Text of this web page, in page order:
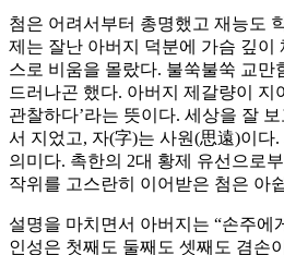
첨은 어려서부터 총명했고 재능도
제는 잘난 아버지 덕분에 가슴 깊이
스로 비움을 몰랐다. 불쑥불쑥 교만
드러나곤 했다. 아버지 제갈량이 지
관찰하다’라는 뜻이다. 세상을 잘
서 지었고, 자(字)는 사원(思遠)이다.
의미다. 촉한의 2대 황제 유선으로
작위를 고스란히 이어받은 첨은 아
설명을 마치면서 아버지는 “손주에
인성은 첫째도 둘째도 셋째도 겸손